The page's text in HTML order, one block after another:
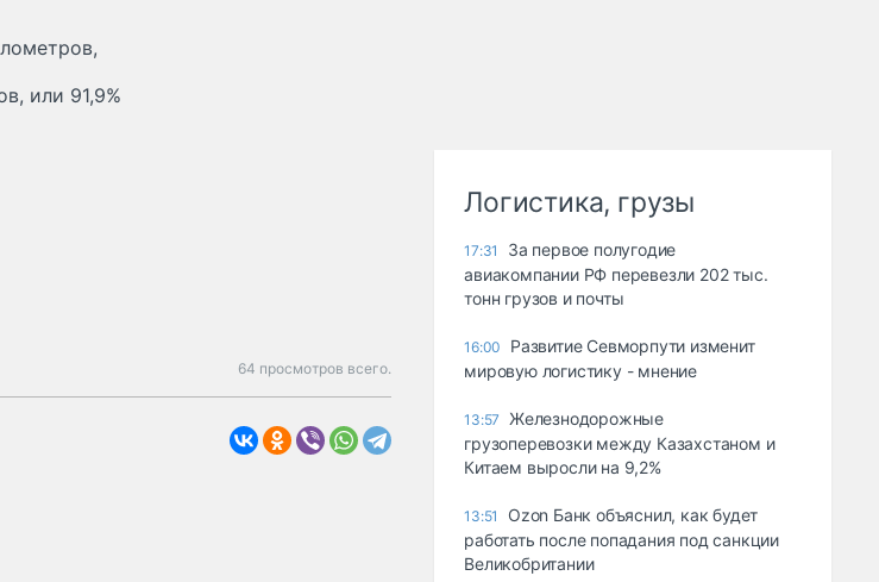
или 91,9%
64 просмотров всего.
Логистика, грузы
17:31
За первое полугодие
авиакомпании РФ перевезли 202 тыс.
тонн грузов и почты
16:00
Развитие Севморпути изменит
мировую логистику - мнение
13:57
Железнодорожные
грузоперевозки между Казахстаном и
Китаем выросли на 9,2%
13:51
Ozon Банк объяснил, как будет
работать после попадания под санкции
Великобритании